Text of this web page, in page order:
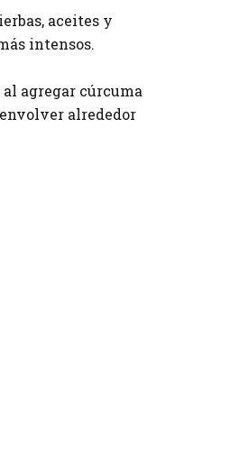
aceites y
intensos.
agregar cúrcuma
alrededor